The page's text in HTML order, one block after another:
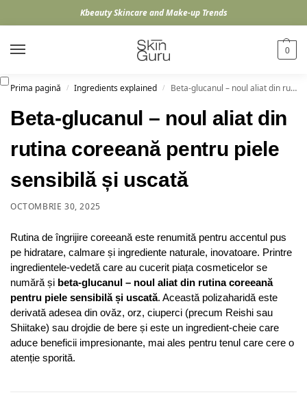
Kbeauty Skincare and Make-up Trends
0
Prima pagină / Ingredients explained / Beta-glucanul – noul aliat din rutina coreeană pentru piele sensibilă și uscată
Beta-glucanul – noul aliat din
rutina coreeană pentru piele
sensibilă și uscată
OCTOMBRIE 30, 2025
Rutina de îngrijire coreeană este renumită pentru accentul pus
pe hidratare, calmare și ingrediente naturale, inovatoare. Printre
ingredientele-vedetă care au cucerit piața cosmeticelor se
numără și beta-glucanul – noul aliat din rutina coreeană
pentru piele sensibilă și uscată. Această polizaharidă este
derivată adesea din ovăz, orz, ciuperci (precum Reishi sau
Shiitake) sau drojdie de bere și este un ingredient-cheie care
aduce beneficii impresionante, mai ales pentru tenul care cere o
atenție sporită.